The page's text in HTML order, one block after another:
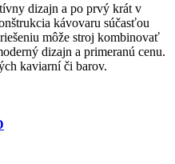
dizajn a po prvý krát v
kávovaru súčasťou
môže stroj kombinovať
dizajn a primeranú cenu.
kaviarní či barov.